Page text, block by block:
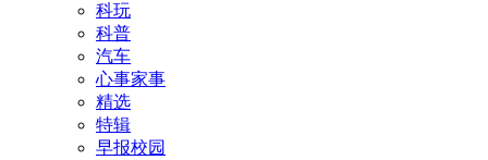
科玩
科普
汽车
心事家事
精选
特辑
早报校园